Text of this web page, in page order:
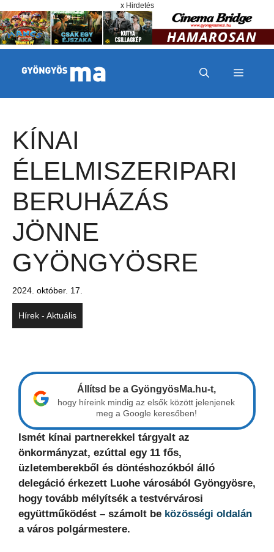
x Hirdetés
MENÜ
KÍNAI
ÉLELMISZERIPARI
BERUHÁZÁS
JÖNNE
GYÖNGYÖSRE
2024. október. 17.
Hírek - Aktuális
Állítsd be a GyöngyösMa.hu-t,
hogy híreink mindig az elsők között jelenjenek
meg a Google keresőben!
Ismét kínai partnerekkel tárgyalt az
önkormányzat, ezúttal egy 11 fős,
üzletemberekből és döntéshozókból álló
delegáció érkezett Luohe városából Gyöngyösre,
hogy tovább mélyítsék a testvérvárosi
együttműködést – számolt be közösségi oldalán
a város polgármestere.